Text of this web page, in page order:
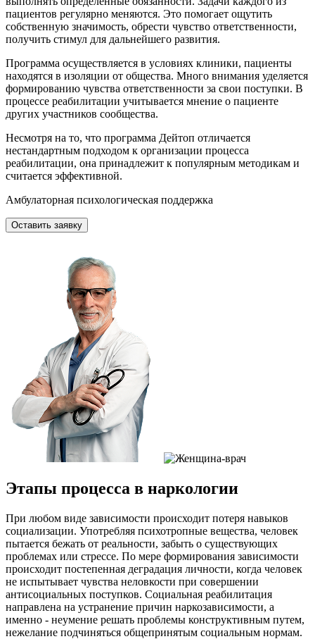
пациентов регулярно меняются. Это помогает ощутить
собственную значимость, обрести чувство ответственности,
получить стимул для дальнейшего развития.
Программа осуществляется в условиях клиники, пациенты
находятся в изоляции от общества. Много внимания уделяется
формированию чувства ответственности за свои поступки. В
процессе реабилитации учитывается мнение о пациенте
других участников сообщества.
Несмотря на то, что программа Дейтоп отличается
нестандартным подходом к организации процесса
реабилитации, она принадлежит к популярным методикам и
считается эффективной.
Амбулаторная психологическая поддержка
Оставить заявку
Этапы процесса в наркологии
При любом виде зависимости происходит потеря навыков
социализации. Употребляя психотропные вещества, человек
пытается бежать от реальности, забыть о существующих
проблемах или стрессе. По мере формирования зависимости
происходит постепенная деградация личности, когда человек
не испытывает чувства неловкости при совершении
антисоциальных поступков. Социальная реабилитация
направлена на устранение причин наркозависимости, а
именно - неумение решать проблемы конструктивным путем,
нежелание подчиняться общепринятым социальным нормам.